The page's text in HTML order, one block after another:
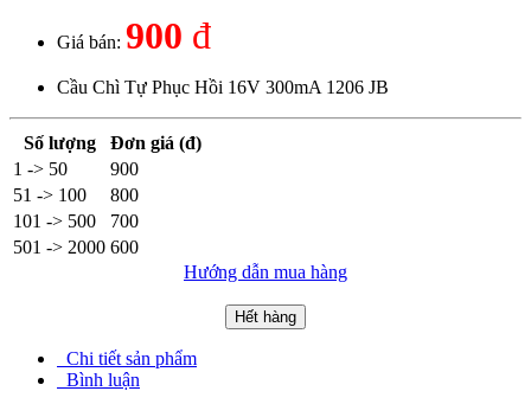
Giá bán: 900 đ
Cầu Chì Tự Phục Hồi 16V 300mA 1206 JB
Số lượng
Đơn giá (đ)
1 -> 50
900
51 -> 100
800
101 -> 500
700
501 -> 2000 600
Hướng dẫn mua hàng
Hết hàng
Chi tiết sản phẩm
Bình luận